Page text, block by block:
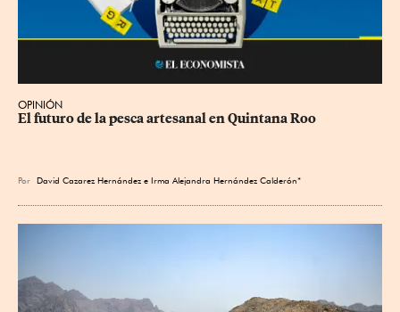
OPINIÓN
El futuro de la pesca artesanal en Quintana Roo
Por David Cazarez Hernández e Irma Alejandra Hernández Calderón*